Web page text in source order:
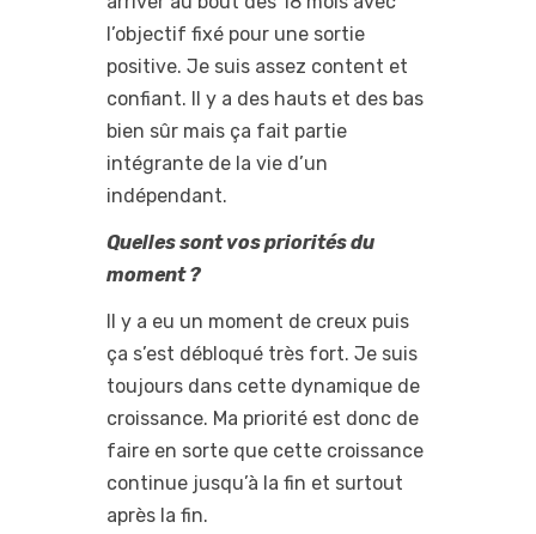
l’objectif fixé pour une sortie
positive. Je suis assez content et
confiant. Il y a des hauts et des bas
bien sûr mais ça fait partie
intégrante de la vie d’un
indépendant.
Quelles sont vos priorités du
moment ?
Il y a eu un moment de creux puis
ça s’est débloqué très fort. Je suis
toujours dans cette dynamique de
croissance. Ma priorité est donc de
faire en sorte que cette croissance
continue jusqu’à la fin et surtout
après la fin.